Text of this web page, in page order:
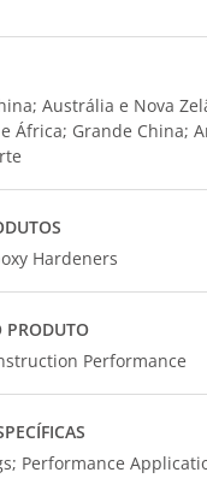
Austrália e Nova
África; Grande China;
Hardeners
PRODUTO
Performance
Performance